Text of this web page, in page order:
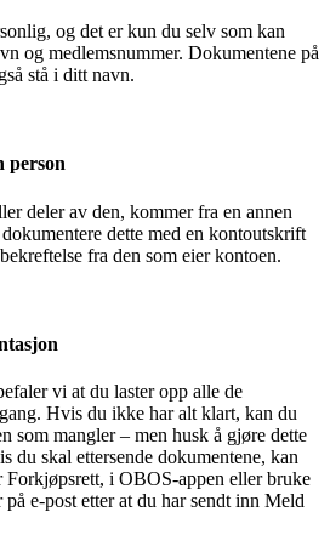
og det er kun du selv som kan
og medlemsnummer. Dokumentene på
stå i ditt navn.
person
deler av den, kommer fra en annen
dette med en kontoutskrift
fra den som eier kontoen.
vi at du laster opp alle de
Hvis du ikke har alt klart, kan du
som mangler – men husk å gjøre dette
du skal ettersende dokumentene, kan
i OBOS-appen eller bruke
e-post etter at du har sendt inn Meld